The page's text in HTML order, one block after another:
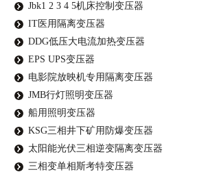
Jbk1 2 3 4 5机床控制变压器
IT医用隔离变压器
DDG低压大电流加热变压器
EPS UPS变压器
电影院放映机专用隔离变压器
JMB行灯照明变压器
船用照明变压器
KSG三相井下矿用防爆变压器
太阳能光伏三相逆变隔离变压器
三相变单相斯考特变压器